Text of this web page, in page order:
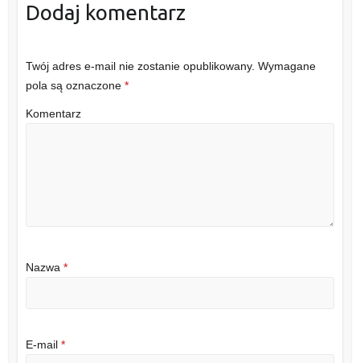
Dodaj komentarz
Twój adres e-mail nie zostanie opublikowany. Wymagane
pola są oznaczone *
Komentarz
Nazwa *
E-mail *